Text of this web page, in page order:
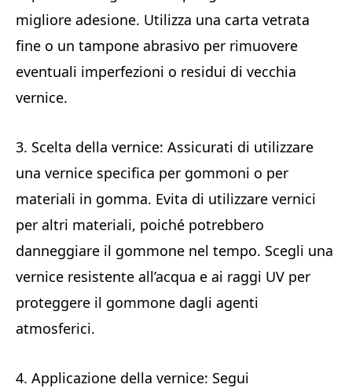
migliore adesione. Utilizza una carta vetrata
fine o un tampone abrasivo per rimuovere
eventuali imperfezioni o residui di vecchia
vernice.
3. Scelta della vernice: Assicurati di utilizzare
una vernice specifica per gommoni o per
materiali in gomma. Evita di utilizzare vernici
per altri materiali, poiché potrebbero
danneggiare il gommone nel tempo. Scegli una
vernice resistente all’acqua e ai raggi UV per
proteggere il gommone dagli agenti
atmosferici.
4. Applicazione della vernice: Segui